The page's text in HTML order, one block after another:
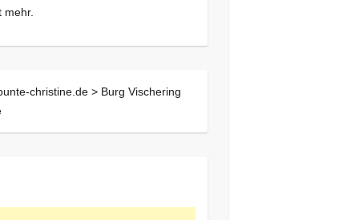
mehr.
christine.de > Burg Vischering